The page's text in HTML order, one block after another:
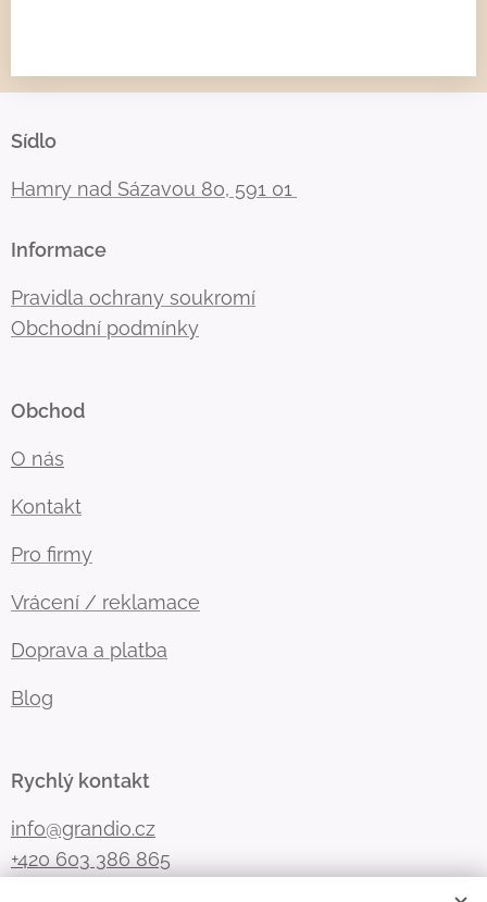
Sídlo
Hamry nad Sázavou 80, 591 01
Informace
Pravidla ochrany soukromí
Obchodní podmínky
Obchod
O nás
Kontakt
Pro firmy
Vrácení / reklamace
Doprava a platba
Blog
Rychlý kontakt
info@grandio.cz
+420 603 386 865